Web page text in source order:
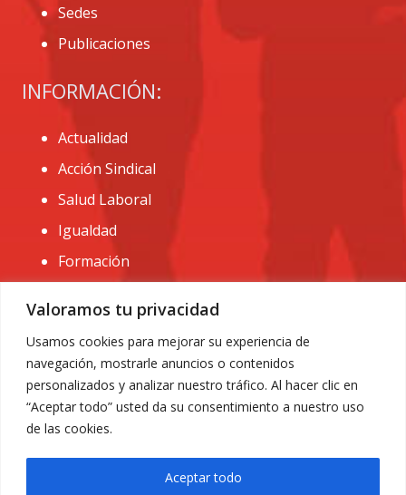
Valoramos tu privacidad
Usamos cookies para mejorar su experiencia de
navegación, mostrarle anuncios o contenidos
personalizados y analizar nuestro tráfico. Al hacer clic en
“Aceptar todo” usted da su consentimiento a nuestro uso
de las cookies.
Aceptar todo
Sedes
Publicaciones
INFORMACIÓN:
Actualidad
Acción Sindical
Salud Laboral
Igualdad
Formación
CONTACTO:
administracion@usomurcia.org
968 25 01 20
C/ Huerto de las bombas nº6. 30009 Murcia